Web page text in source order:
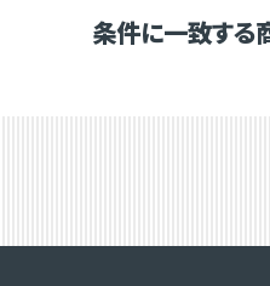
条件に一致する